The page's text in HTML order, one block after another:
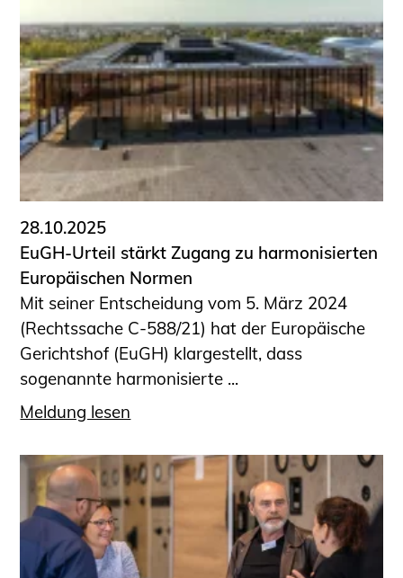
28.10.2025
EuGH-Urteil stärkt Zugang zu harmonisierten
Europäischen Normen
Mit seiner Entscheidung vom 5. März 2024
(Rechtssache C-588/21) hat der Europäische
Gerichtshof (EuGH) klargestellt, dass
sogenannte harmonisierte ...
Meldung lesen